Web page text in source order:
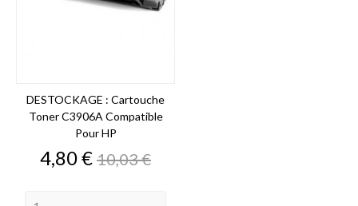
DESTOCKAGE : Cartouche
Toner C3906A Compatible
Pour HP
Prix
4,80 €Prix
de
10,03 €